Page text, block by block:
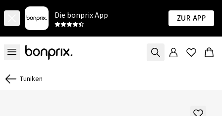
Die bonprix App Zur App
Tuniken